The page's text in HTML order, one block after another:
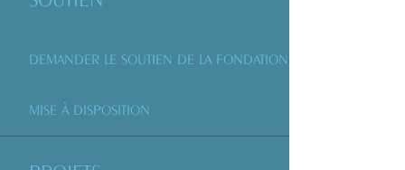
DEMANDER LE SOUTIEN DE LA FONDATION
MISE À DISPOSITION